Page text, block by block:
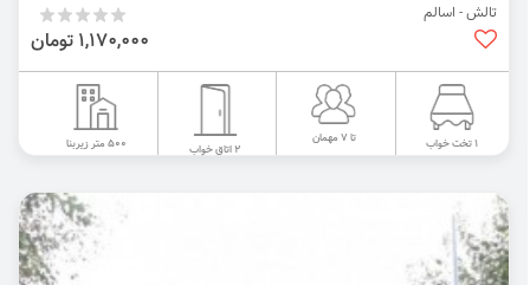
تالش - اسالم
1,170,000 تومان
1 تخت خواب تا 7 مهمان
2 اتاق خواب 500 متر زیربنا